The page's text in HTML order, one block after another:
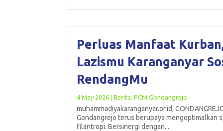
Perluas Manfaat
Lazismu Karanganyar
RendangMu
4 May 2026 |Berita ,PCM Gondangrejo
muhammadiyakaranganyar.or.id,
Gondangrejo terus berupaya mengoptimalkan
filantropi. Bersinergi dengan...